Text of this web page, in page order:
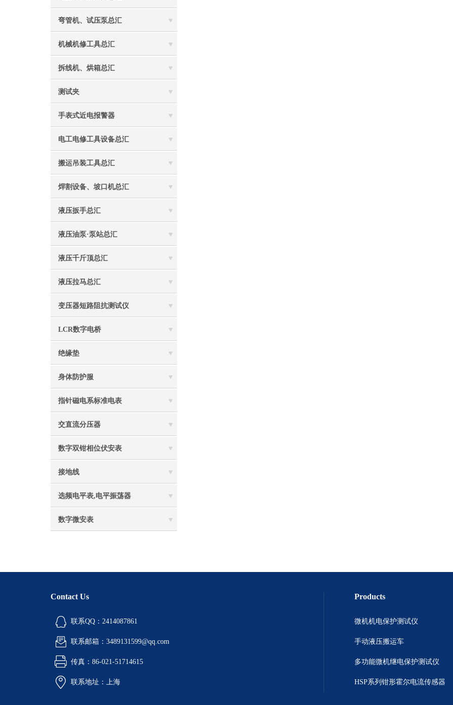
弯管机、试压泵总汇
机械机修工具总汇
拆线机、烘箱总汇
测试夹
手表式近电报警器
电工电修工具设备总汇
搬运吊装工具总汇
焊割设备、坡口机总汇
液压扳手总汇
液压油泵·泵站总汇
液压千斤顶总汇
液压拉马总汇
变压器短路阻抗测试仪
LCR数字电桥
绝缘垫
身体防护服
指针磁电系标准电表
交直流分压器
数字双钳相位伏安表
接地线
选频电平表,电平振荡器
数字微安表
Contact Us
联系QQ：2414087861
联系邮箱：3489131599@qq.com
传真：86-021-51714615
联系地址：上海
Products
微机机电保护测试仪
手动液压搬运车
多功能微机继电保护测试仪
HSP系列钳形霍尔电流传感器